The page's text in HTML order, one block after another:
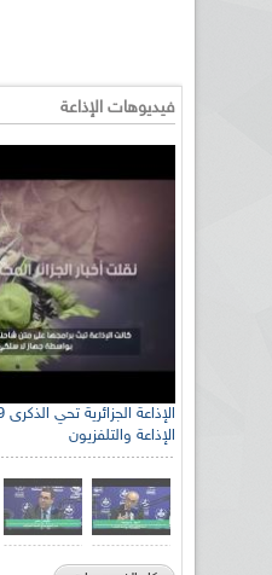
فيديوهات الإذاعة
الإذاعة والتلفزيون